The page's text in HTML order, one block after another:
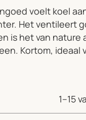
voelt koel
Het ventileert
is het van nature
Kortom, ideaal
1–15